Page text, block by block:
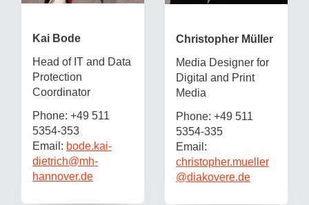
Kai Bode
Head of IT and Data
Protection
Coordinator
Phone: +49 511
5354-353
Email: bode.kai-
dietrich@mh-
hannover.de​
Christopher Müller
Media Designer for
Digital and Print
Media
Phone: +49 511
5354-335
Email:
christopher.mueller
@diakovere.de